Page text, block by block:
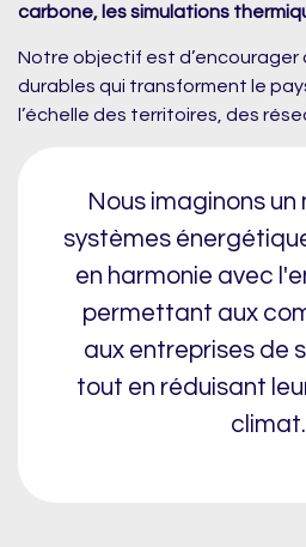
carbone, les simulations
Notre objectif est d’encourager
durables qui transforment le
l’échelle des territoires, des
Nous imaginons un
systèmes
en harmonie avec
permettant aux
aux entreprises de
tout en réduisant
climat.